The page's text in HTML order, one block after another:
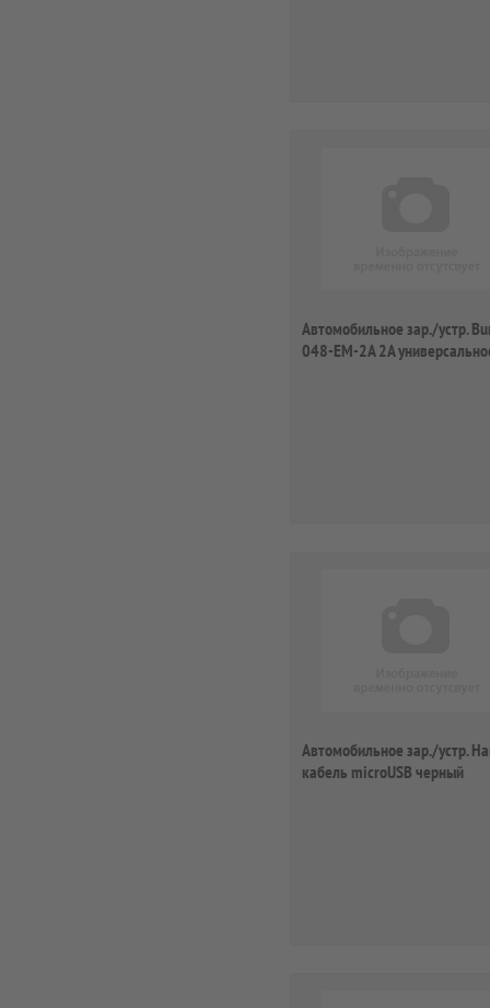
Автомобильное зар./устр.
048-EM-2A 2A
Автомобильное зар./устр.
кабель microUSB черный